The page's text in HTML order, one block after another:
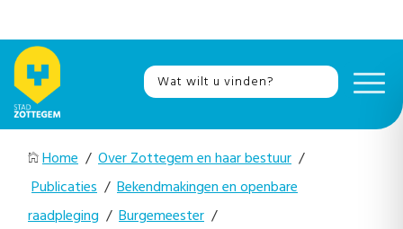
Home / Over Zottegem en haar bestuur /
Publicaties / Bekendmakingen en openbare
raadpleging / Burgemeester /